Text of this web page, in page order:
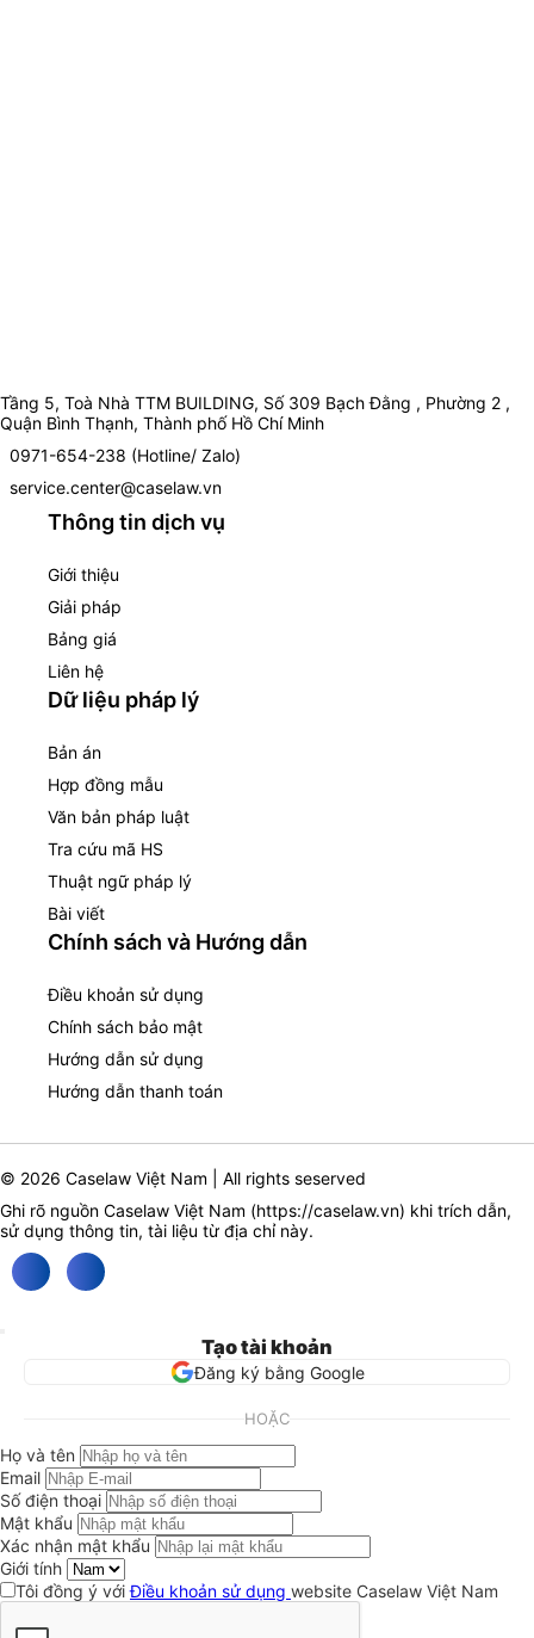
Tầng 5, Toà Nhà TTM BUILDING, Số 309 Bạch Đằng , Phường 2 ,
Quận Bình Thạnh, Thành phố Hồ Chí Minh
0971-654-238 (Hotline/ Zalo)
service.center@caselaw.vn
Thông tin dịch vụ
Giới thiệu
Giải pháp
Bảng giá
Liên hệ
Dữ liệu pháp lý
Bản án
Hợp đồng mẫu
Văn bản pháp luật
Tra cứu mã HS
Thuật ngữ pháp lý
Bài viết
Chính sách và Hướng dẫn
Điều khoản sử dụng
Chính sách bảo mật
Hướng dẫn sử dụng
Hướng dẫn thanh toán
© 2026 Caselaw Việt Nam | All rights seserved
Ghi rõ nguồn Caselaw Việt Nam (https://caselaw.vn) khi trích dẫn,
sử dụng thông tin, tài liệu từ địa chỉ này.
Tạo tài khoản
Đăng ký bằng Google
HOẶC
Họ và tên
Email
Số điện thoại
Mật khẩu
Xác nhận mật khẩu
Giới tính
Tôi đồng ý vớiĐiều khoản sử dụng website Caselaw Việt Nam